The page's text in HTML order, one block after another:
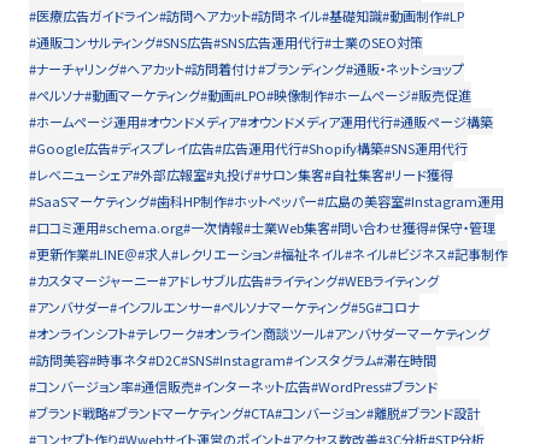
#医療広告ガイドライン#訪問ヘアカット#訪問ネイル#基礎知識#動画制作#LP
#通販コンサルティング#SNS広告#SNS広告運用代行#士業のSEO対策
#ナーチャリング#ヘアカット#訪問着付け#ブランディング#通販・ネットショップ
#ペルソナ#動画マーケティング#動画#LPO#映像制作#ホームページ#販売促進
#ホームページ運用#オウンドメディア#オウンドメディア運用代行#通販ページ構築
#Google広告#ディスプレイ広告#広告運用代行#Shopify構築#SNS運用代行
#レベニューシェア#外部広報室#丸投げ#サロン集客#自社集客#リード獲得
#SaaSマーケティング#歯科HP制作#ホットペッパー#広島の美容室#Instagram運用
#口コミ運用#schema.org#一次情報#士業Web集客#問い合わせ獲得#保守・管理
#更新作業#LINE＠#求人#レクリエーション#福祉ネイル#ネイル#ビジネス#記事制作
#カスタマージャーニー#アドレサブル広告#ライティング#WEBライティング
#アンバサダー#インフルエンサー#ペルソナマーケティング#5G#コロナ
#オンラインシフト#テレワーク#オンライン商談ツール#アンバサダーマーケティング
#訪問美容#時事ネタ#D2C#SNS#Instagram#インスタグラム#滞在時間
#コンバージョン率#通信販売#インターネット広告#WordPress#ブランド
#ブランド戦略#ブランドマーケティング#CTA#コンバージョン#離脱#ブランド設計
#コンセプト作り#Wwebサイト運営のポイント#アクセス数改善#3C分析#STP分析